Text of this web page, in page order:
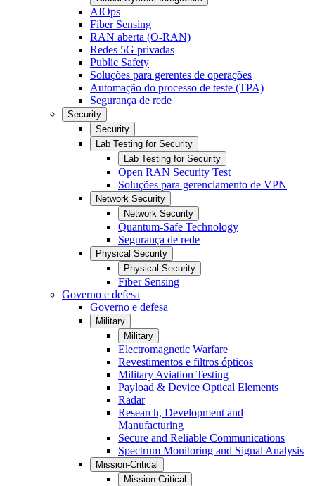
AIOps
Fiber Sensing
RAN aberta (O-RAN)
Redes 5G privadas
Public Safety
Soluções para gerentes de operações
Automação do processo de teste (TPA)
Segurança de rede
Security
Security
Lab Testing for Security
Lab Testing for Security
Open RAN Security Test
Soluções para gerenciamento de VPN
Network Security
Network Security
Quantum-Safe Technology
Segurança de rede
Physical Security
Physical Security
Fiber Sensing
Governo e defesa
Governo e defesa
Military
Military
Electromagnetic Warfare
Revestimentos e filtros ópticos
Military Aviation Testing
Payload & Device Optical Elements
Radar
Research, Development and
Manufacturing
Secure and Reliable Communications
Spectrum Monitoring and Signal Analysis
Mission-Critical
Mission-Critical